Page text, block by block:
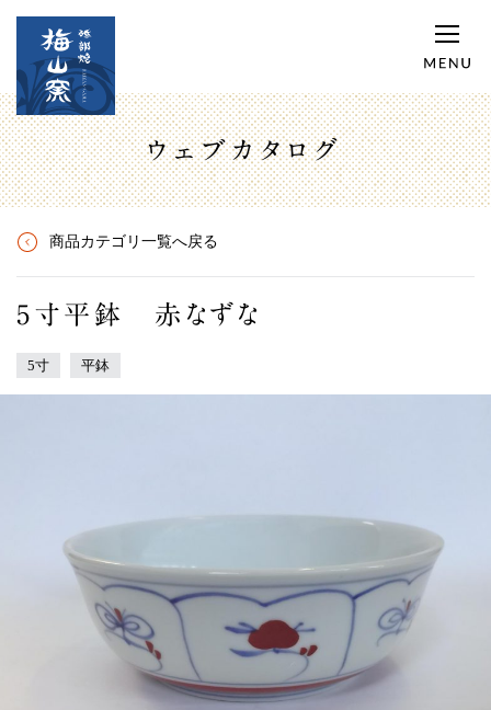
ウェブカタログ
商品カテゴリ一覧へ戻る
5寸平鉢 赤なずな
5寸 平鉢